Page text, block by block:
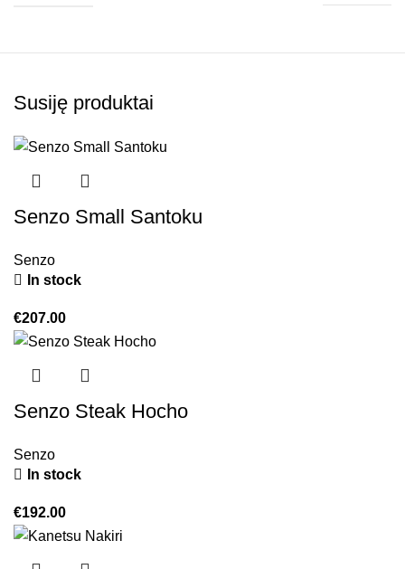
Susiję produktai
Senzo Small Santoku
Senzo
In stock
€207.00
Senzo Steak Hocho
Senzo
In stock
€192.00